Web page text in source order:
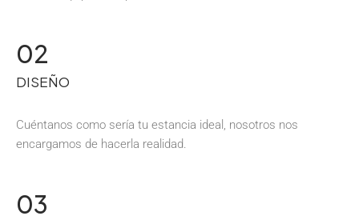
02
DISEÑO
Cuéntanos como sería tu estancia ideal, nosotros nos
encargamos de hacerla realidad.
03